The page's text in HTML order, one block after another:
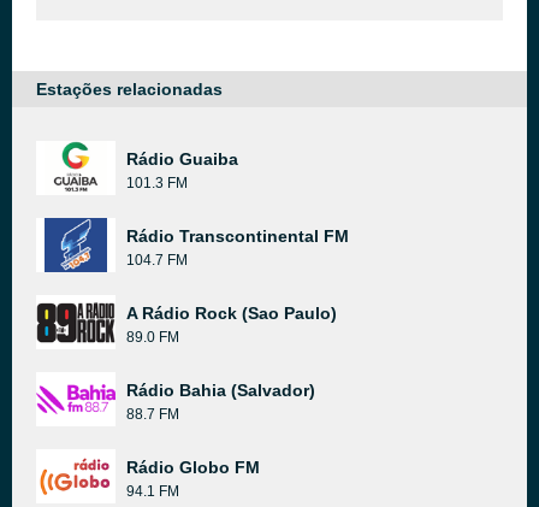
Estações relacionadas
Rádio Guaiba
101.3 FM
Rádio Transcontinental FM
104.7 FM
A Rádio Rock (Sao Paulo)
89.0 FM
Rádio Bahia (Salvador)
88.7 FM
Rádio Globo FM
94.1 FM